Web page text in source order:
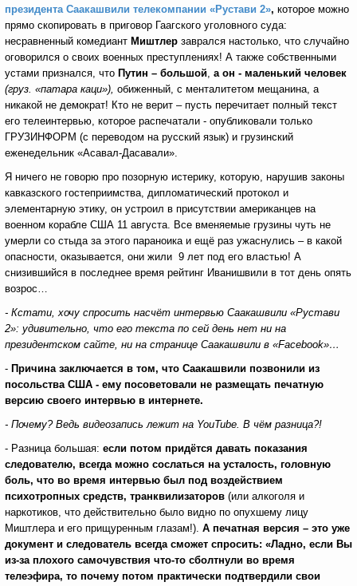
президента Саакашвили телекомпании «Рустави 2», которое можно
прямо скопировать в приговор Гаагского уголовного суда:
несравненный комедиант Миштлер заврался настолько, что случайно
оговорился о своих военных преступлениях! А также собственными
устами признался, что Путин – большой, а он - маленький человек
(груз. «патара каци»), обиженный, с менталитетом мещанина, а
никакой не демократ! Кто не верит – пусть перечитает полный текст
его телеинтервью, которое распечатали - опубликовали только
ГРУЗИНФОРМ (с переводом на русский язык) и грузинский
еженедельник «Асавал-Дасавали».
Я ничего не говорю про позорную истерику, которую, нарушив законы
кавказского гостеприимства, дипломатический протокол и
элементарную этику, он устроил в присутствии американцев на
военном корабле США 11 августа. Все вменяемые грузины чуть не
умерли со стыда за этого параноика и ещё раз ужаснулись – в какой
опасности, оказывается, они жили 9 лет под его властью! А
снизившийся в последнее время рейтинг Иванишвили в тот день опять
возрос…
- Кстати, хочу спросить насчёт интервью Саакашвили «Рустави
2»: удивительно, что его текста по сей день нет ни на
президентском сайте, ни на странице Саакашвили в «Facebook»…
- Причина заключается в том, что Саакашвили позвонили из
посольства США - ему посоветовали не размещать печатную
версию своего интервью в интернете.
- Почему? Ведь видеозапись лежит на YouTubе. В чём разница?!
- Разница большая: если потом придётся давать показания
следователю, всегда можно сослаться на усталость, головную
боль, что во время интервью был под воздействием
психотропных средств, транквилизаторов (или алкоголя и
наркотиков, что действительно было видно по опухшему лицу
Миштлера и его прищуренным глазам!). А печатная версия – это уже
документ и следователь всегда сможет спросить: «Ладно, если Вы
из-за плохого самочувствия что-то сболтнули во время
телеэфира, то почему потом практически подтвердили свои